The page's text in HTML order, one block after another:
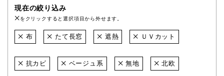
現在の絞り込み
をクリックすると選択項目から外せます。
布 たて長窓 遮熱 ＵＶカット
抗カビ ベージュ系 無地 北欧